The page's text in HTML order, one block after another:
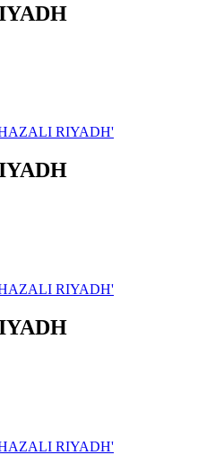
RIYADH'
RIYADH'
RIYADH'